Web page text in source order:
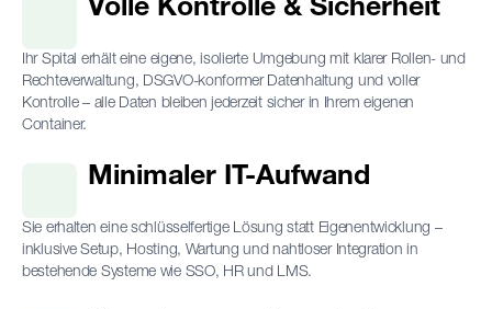
Volle Kontrolle & Sicherheit
Ihr Spital erhält eine eigene, isolierte Umgebung mit klarer Rollen- und
Rechteverwaltung, DSGVO-konformer Datenhaltung und voller
Kontrolle – alle Daten bleiben jederzeit sicher in Ihrem eigenen
Container.
Minimaler IT-Aufwand
Sie erhalten eine schlüsselfertige Lösung statt Eigenentwicklung –
inklusive Setup, Hosting, Wartung und nahtloser Integration in
bestehende Systeme wie SSO, HR und LMS.